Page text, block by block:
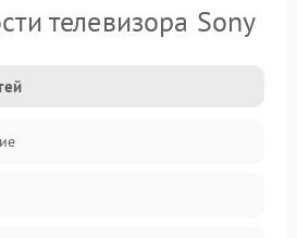
телевизора Sony